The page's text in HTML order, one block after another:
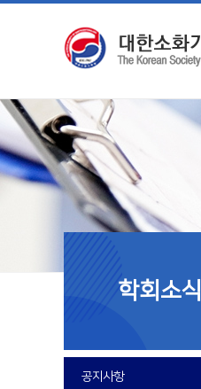
학회소식
공지사항